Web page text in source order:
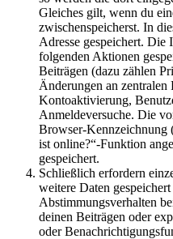
Gleiches gilt, wenn du
zwischenspeicherst. In
Adresse gespeichert.
folgenden Aktionen
Beiträgen (dazu zählen
Änderungen an
Kontoaktivierung,
Anmeldeversuche. Die
Browser-Kennzeichnung
ist online?“-Funktion
gespeichert.
Schließlich erfordern
weitere Daten
Abstimmungsverhalten
deinen Beiträgen oder
oder